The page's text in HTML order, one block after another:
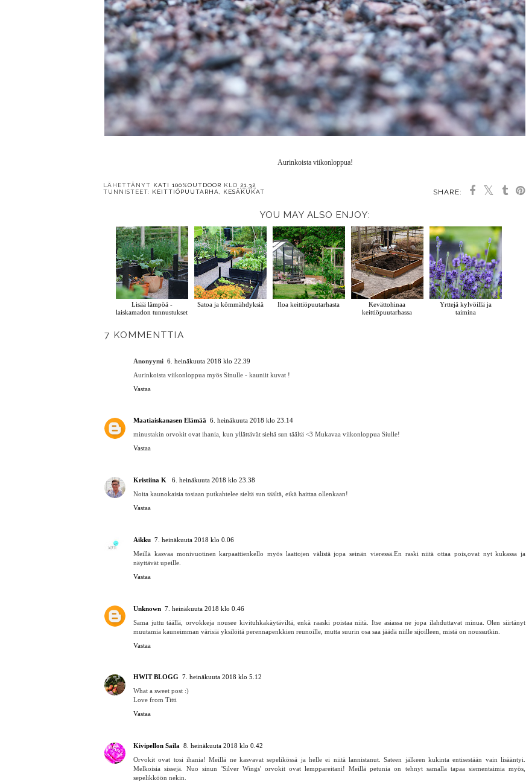
Aurinkoista viikonloppua!
SHARE:
YOU MAY ALSO ENJOY:
Lisää lämpöä -
laiskamadon tunnustukset
Satoa ja kömmähdyksiä Iloa keittiöpuutarhasta
Kevättohinaa
keittiöpuutarhassa
Yrttejä kylvöillä ja
taimina
LÄHETTÄNYT KATI 100%OUTDOOR KLO 21.32
TUNNISTEET: KEITTIÖPUUTARHA KESÄKUKAT
7 KOMMENTTIA
Anonyymi 6. heinäkuuta 2018 klo 22.39
Aurinkoista viikonloppua myös Sinulle - kauniit kuvat !
Vastaa
Maatiaiskanasen Elämää 6. heinäkuuta 2018 klo 23.14
minustakin orvokit ovat ihania, kun yllättävät sieltä sun täältä <3 Mukavaa viikonloppua Siulle!
Vastaa
Kristiina K
6. heinäkuuta 2018 klo 23.38
Noita kaunokaisia tosiaan putkahtelee sieltä sun täältä, eikä haittaa ollenkaan!
Vastaa
Aikku 7. heinäkuuta 2018 klo 0.06
Meillä kasvaa monivuotinen karpaattienkello myös laattojen välistä jopa seinän vieressä.En raski niitä ottaa pois,ovat nyt kukassa ja
näyttävät upeille.
Vastaa
Unknown 7. heinäkuuta 2018 klo 0.46
Sama juttu täällä, orvokkeja nousee kivituhkakäytäviltä, enkä raaski poistaa niitä. Itse asiassa ne jopa ilahduttavat minua. Olen siirtänyt
muutamia kauneimman värisiä yksilöitä perennapenkkien reunoille, mutta suurin osa saa jäädä niille sijoilleen, mistä on noussutkin.
Vastaa
HWIT BLOGG 7. heinäkuuta 2018 klo 5.12
What a sweet post :)
Love from Titti
Vastaa
Kivipellon Saila 8. heinäkuuta 2018 klo 0.42
Orvokit ovat tosi ihania! Meillä ne kasvavat sepelikössä ja helle ei niitä lannistanut. Sateen jälkeen kukinta entisestään vain lisääntyi.
Melkoisia sissejä. Nuo sinun 'Silver Wings' orvokit ovat lemppareitani! Meillä petunia on tehnyt samalla tapaa siementaimia myös,
sepelikköön nekin.